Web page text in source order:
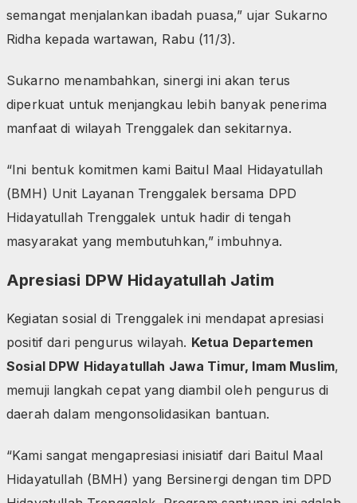
semangat menjalankan ibadah puasa,” ujar Sukarno
Ridha kepada wartawan, Rabu (11/3).
Sukarno menambahkan, sinergi ini akan terus
diperkuat untuk menjangkau lebih banyak penerima
manfaat di wilayah Trenggalek dan sekitarnya.
“Ini bentuk komitmen kami Baitul Maal Hidayatullah
(BMH) Unit Layanan Trenggalek bersama DPD
Hidayatullah Trenggalek untuk hadir di tengah
masyarakat yang membutuhkan,” imbuhnya.
Apresiasi DPW Hidayatullah Jatim
Kegiatan sosial di Trenggalek ini mendapat apresiasi
positif dari pengurus wilayah. Ketua Departemen
Sosial DPW Hidayatullah Jawa Timur, Imam Muslim,
memuji langkah cepat yang diambil oleh pengurus di
daerah dalam mengonsolidasikan bantuan.
“Kami sangat mengapresiasi inisiatif dari Baitul Maal
Hidayatullah (BMH) yang Bersinergi dengan tim DPD